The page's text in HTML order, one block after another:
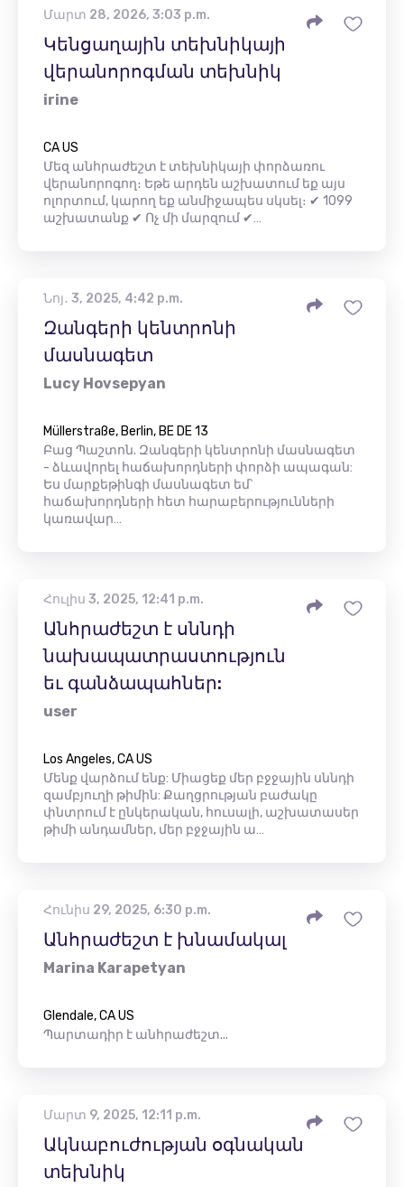
Մարտ 28, 2026, 3:03 p.m.
Կենցաղային տեխնիկայի
վերանորոգման տեխնիկ
irine
CA US
Մեզ անհրաժեշտ է տեխնիկայի փորձառու
վերանորոգող։ Եթե ​​արդեն աշխատում եք այս
ոլորտում, կարող եք անմիջապես սկսել։ ✔ 1099
աշխատանք ✔ Ոչ մի մարզում ✔…
Նոյ․ 3, 2025, 4:42 p.m.
Զանգերի կենտրոնի
մասնագետ
Lucy Hovsepyan
Müllerstraße, Berlin, BE DE 13
Բաց Պաշտոն. Զանգերի կենտրոնի մասնագետ
- ձևավորել հաճախորդների փորձի ապագան:
Ես մարքեթինգի մասնագետ եմ՝
հաճախորդների հետ հարաբերությունների
կառավար…
Հուլիս 3, 2025, 12:41 p.m.
Անհրաժեշտ է սննդի
նախապատրաստություն
եւ գանձապահներ:
user
Los Angeles, CA US
Մենք վարձում ենք: Միացեք մեր բջջային սննդի
զամբյուղի թիմին: Քաղցրության բաժակը
փնտրում է ընկերական, հուսալի, աշխատասեր
թիմի անդամներ, մեր բջջային ա…
Հունիս 29, 2025, 6:30 p.m.
Անհրաժեշտ է խնամակալ
Marina Karapetyan
Glendale, CA US
Պարտադիր է անհրաժեշտ...
Մարտ 9, 2025, 12:11 p.m.
Ակնաբուժության օգնական
տեխնիկ